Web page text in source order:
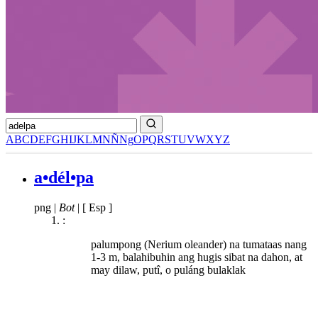
ABCDEFGHIJKLMNÑNgOPQRSTUVWXYZ
a•dél•pa
png | Bot | [ Esp ]
:
palumpong (Nerium oleander) na tumataas nang
1-3 m, balahibuhin ang hugis sibat na dahon, at
may dilaw, putî, o puláng bulaklak